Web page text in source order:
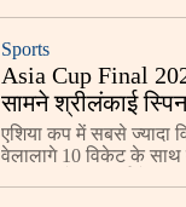
Sports
Asia Cup Final
सामने श्रीलंकाई
एशिया कप में सबसे ज्यादा
वेलालागे 10 विकेट के साथ